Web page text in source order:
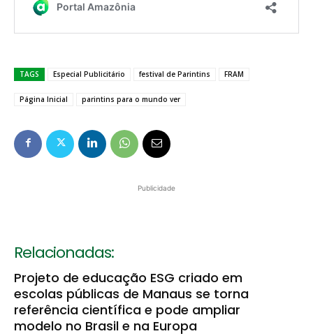
TAGS Especial Publicitário festival de Parintins FRAM
Página Inicial parintins para o mundo ver
Publicidade
Relacionadas:
Projeto de educação ESG criado em
escolas públicas de Manaus se torna
referência científica e pode ampliar
modelo no Brasil e na Europa